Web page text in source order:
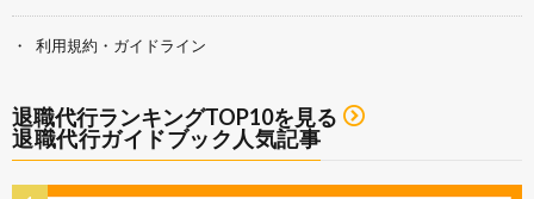
利用規約・ガイドライン
退職代行ランキングTOP10を見る
退職代行ガイドブック人気記事